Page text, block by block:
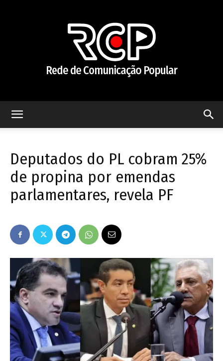
Popular
–
AL
Deputados do PL cobram 25%
de propina por emendas
parlamentares, revela PF